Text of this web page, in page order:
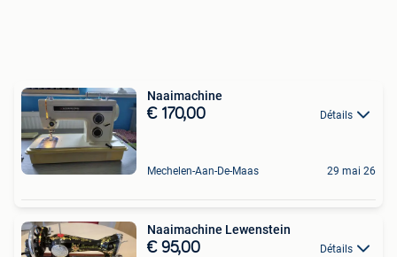
Naaimachine
€ 170,00 Détails
Mechelen-Aan-De-Maas 29 mai 26
Naaimachine Lewenstein
€ 95,00 Détails